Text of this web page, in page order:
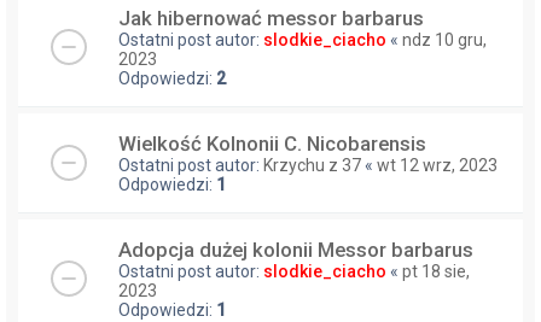
Jak hibernować messor barbarus
Ostatni post autor: slodkie_ciacho « ndz 10 gru,
2023
Odpowiedzi: 2
Wielkość Kolnonii C. Nicobarensis
Ostatni post autor: Krzychu z 37 « wt 12 wrz, 2023
Odpowiedzi: 1
Adopcja dużej kolonii Messor barbarus
Ostatni post autor: slodkie_ciacho « pt 18 sie,
2023
Odpowiedzi: 1